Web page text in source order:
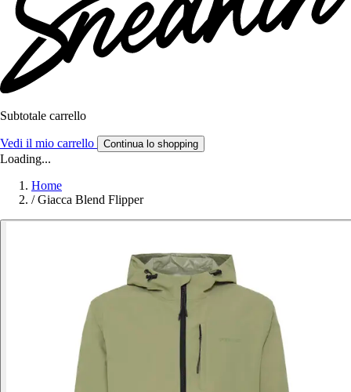
Subtotale carrello
Vedi il mio carrello Continua lo shopping
Loading...
Home
/ Giacca Blend Flipper